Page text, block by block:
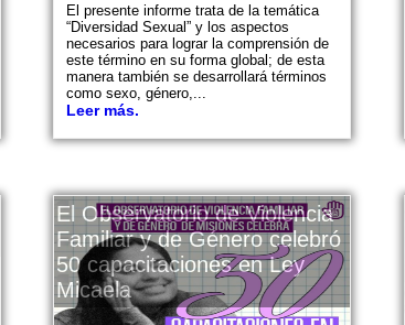
El presente informe trata de la temática
“Diversidad Sexual” y los aspectos
necesarios para lograr la comprensión de
este término en su forma global; de esta
manera también se desarrollará términos
como sexo, género,...
Leer más.
El Observatorio de Violencia
Familiar y de Género celebró
50 capacitaciones en Ley
Micaela